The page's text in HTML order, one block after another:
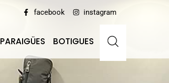
facebook instagram
PARAIGÜES BOTIGUES